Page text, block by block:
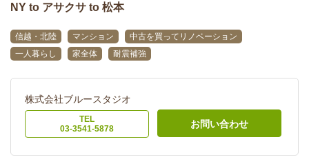
NY to アサクサ to 松本
信越・北陸 マンション 中古を買ってリノベーション
一人暮らし 家全体 耐震補強
株式会社ブルースタジオ
TEL
03-3541-5878
お問い合わせ